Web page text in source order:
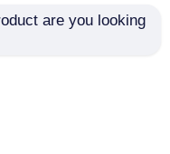
are you looking